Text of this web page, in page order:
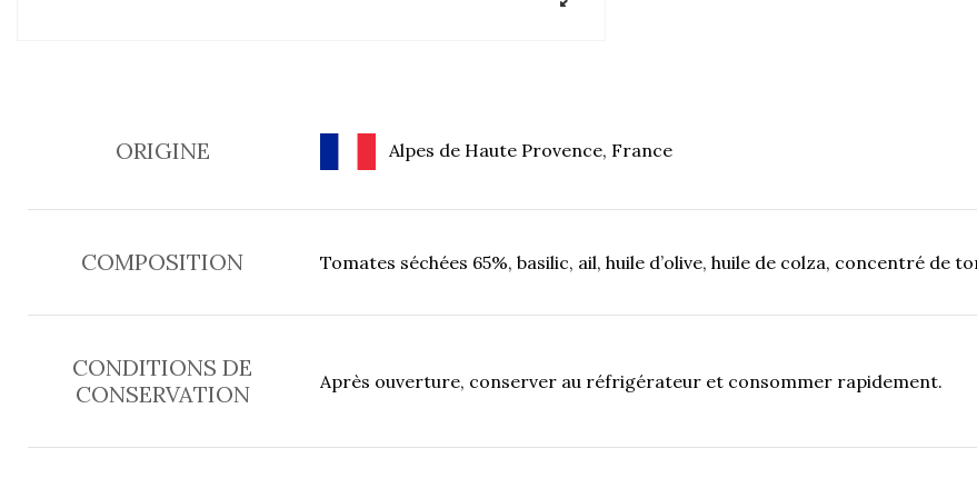
ORIGINE Alpes de Haute Provence, France
COMPOSITION Tomates séchées 65%, basilic, ail, huile d’olive, huile de colza, concentré de
CONDITIONS DE
CONSERVATION
Après ouverture, conserver au réfrigérateur et consommer rapidement.